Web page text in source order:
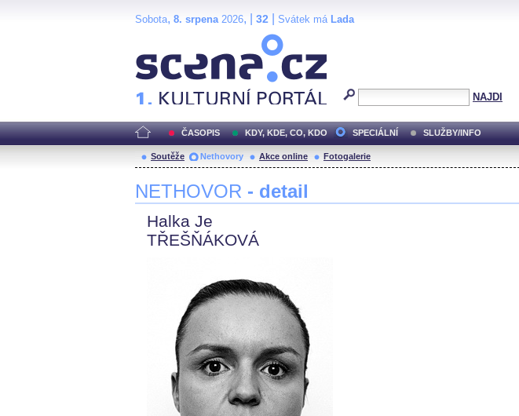
Sobota, 8. srpena2026, | 32 Svátek má Lada
NAJDI
ČASOPIS KDY, KDE, CO, KDO SPECIÁLNÍ SLUŽBY/INFO
Soutěže Nethovory Akce online Fotogalerie
NETHOVOR - detail
Halka Je
TŘEŠŇÁKOVÁ